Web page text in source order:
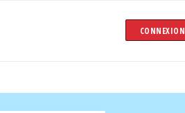
CONNEXION